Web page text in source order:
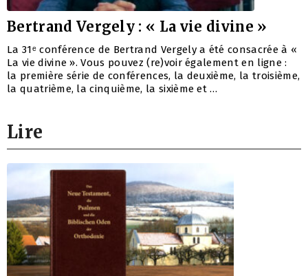
Bertrand Vergely : « La vie divine »
La 31ᵉ conférence de Bertrand Vergely a été consacrée à «
La vie divine ». Vous pouvez (re)voir également en ligne :
la première série de conférences, la deuxième, la troisième,
la quatrième, la cinquième, la sixième et …
Lire